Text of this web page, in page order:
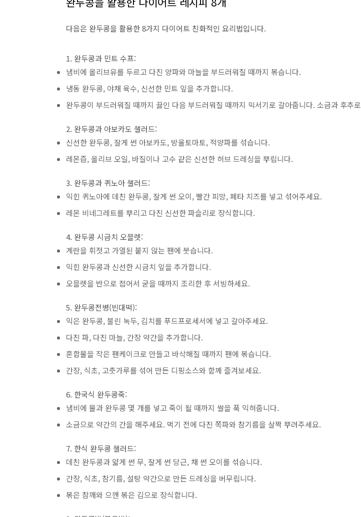
다음은 완두콩을 활용한 8가지 다이어트 친화적인 요리법입니다.
1. 완두콩과 민트 수프:
냄비에 올리브유를 두르고 다진 양파와 마늘을 부드러워질 때까지 볶습니다.
냉동 완두콩, 야채 육수, 신선한 민트 잎을 추가합니다.
완두콩이 부드러워질 때까지 끓인 다음 부드러워질 때까지 믹서기로 갈아줍니다. 소금과 후추
2. 완두콩과 아보카도 샐러드:
신선한 완두콩, 잘게 썬 아보카도, 방울토마토, 적양파를 섞습니다.
레몬즙, 올리브 오일, 바질이나 고수 같은 신선한 허브 드레싱을 뿌립니다.
3. 완두콩과 퀴노아 샐러드:
익힌 퀴노아에 데친 완두콩, 잘게 썬 오이, 빨간 피망, 페타 치즈를 넣고 섞어주세요.
레몬 비네그레트를 뿌리고 다진 신선한 파슬리로 장식합니다.
4. 완두콩 시금치 오믈렛:
계란을 휘젓고 가열된 붙지 않는 팬에 붓습니다.
익힌 완두콩과 신선한 시금치 잎을 추가합니다.
오믈렛을 반으로 접어서 굳을 때까지 조리한 후 서빙하세요.
5. 완두콩전병(빈대떡):
익은 완두콩, 불린 녹두, 김치를 푸드프로세서에 넣고 갈아주세요.
다진 파, 다진 마늘, 간장 약간을 추가합니다.
혼합물을 작은 팬케이크로 만들고 바삭해질 때까지 팬에 볶습니다.
간장, 식초, 고춧가루를 섞어 만든 디핑소스와 함께 즐겨보세요.
6. 한국식 완두콩죽:
냄비에 물과 완두콩 몇 개를 넣고 죽이 될 때까지 쌀을 푹 익혀줍니다.
소금으로 약간의 간을 해주세요. 먹기 전에 다진 쪽파와 참기름을 살짝 뿌려주세요.
7. 한식 완두콩 샐러드:
데친 완두콩과 얇게 썬 무, 잘게 썬 당근, 채 썬 오이를 섞습니다.
간장, 식초, 참기름, 설탕 약간으로 만든 드레싱을 버무립니다.
볶은 참깨와 으깬 볶은 김으로 장식합니다.